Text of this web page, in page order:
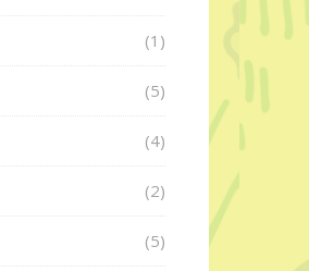
(1)
(5)
(4)
(2)
(5)